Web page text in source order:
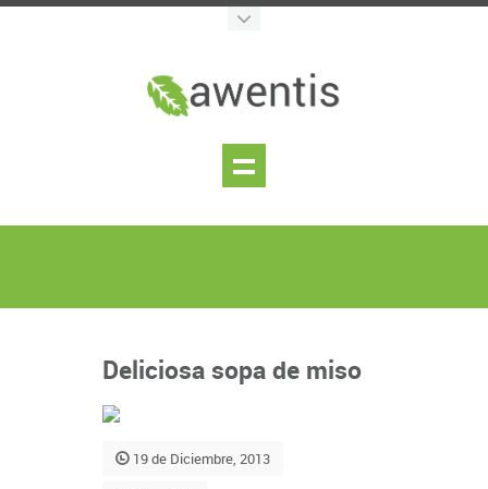
Deliciosa sopa de miso
19 de Diciembre, 2013